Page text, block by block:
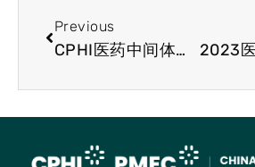
Previous
CPHI医药中间体展会资讯-制药行业原料分类